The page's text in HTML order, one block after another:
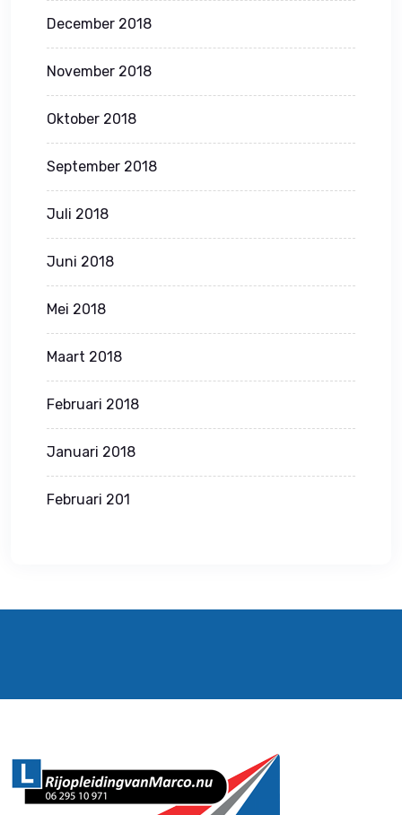
December 2018
November 2018
Oktober 2018
September 2018
Juli 2018
Juni 2018
Mei 2018
Maart 2018
Februari 2018
Januari 2018
Februari 201